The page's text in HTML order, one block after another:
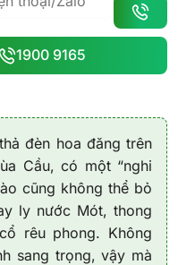
1900 9165
đèn hoa đăng trên
Cầu, có một “nghi
cũng không thể bỏ
ly nước Mót, thong
rêu phong. Không
sang trọng, vậy mà